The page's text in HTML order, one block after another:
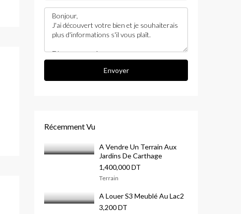
Envoyer
Récemment Vu
A Vendre Un Terrain Aux
Jardins De Carthage
1,400,000 DT
Terrain
A Louer S3 Meublé Au Lac2
3,200 DT